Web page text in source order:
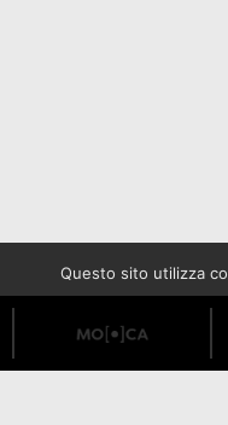
Questo sito utilizza